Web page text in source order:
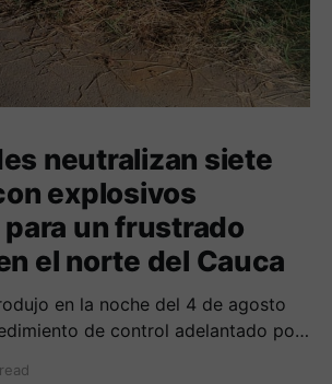
neutralizan siete
explosivos
un frustrado
el norte del Cauca
en la noche del 4 de agosto
de control adelantado por